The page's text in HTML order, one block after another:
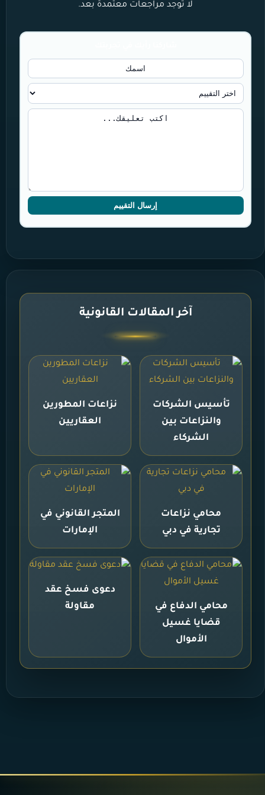
لا توجد مراجعات معتمدة بعد.
إرسال التقييم
آخر المقالات القانونية
تأسيس الشركات
والنزاعات بين
الشركاء
نزاعات المطورين
العقاريين
محامي نزاعات
تجارية في دبي
المتجر القانوني في
الإمارات
محامي الدفاع في
قضايا غسيل
الأموال
دعوى فسخ عقد
مقاولة